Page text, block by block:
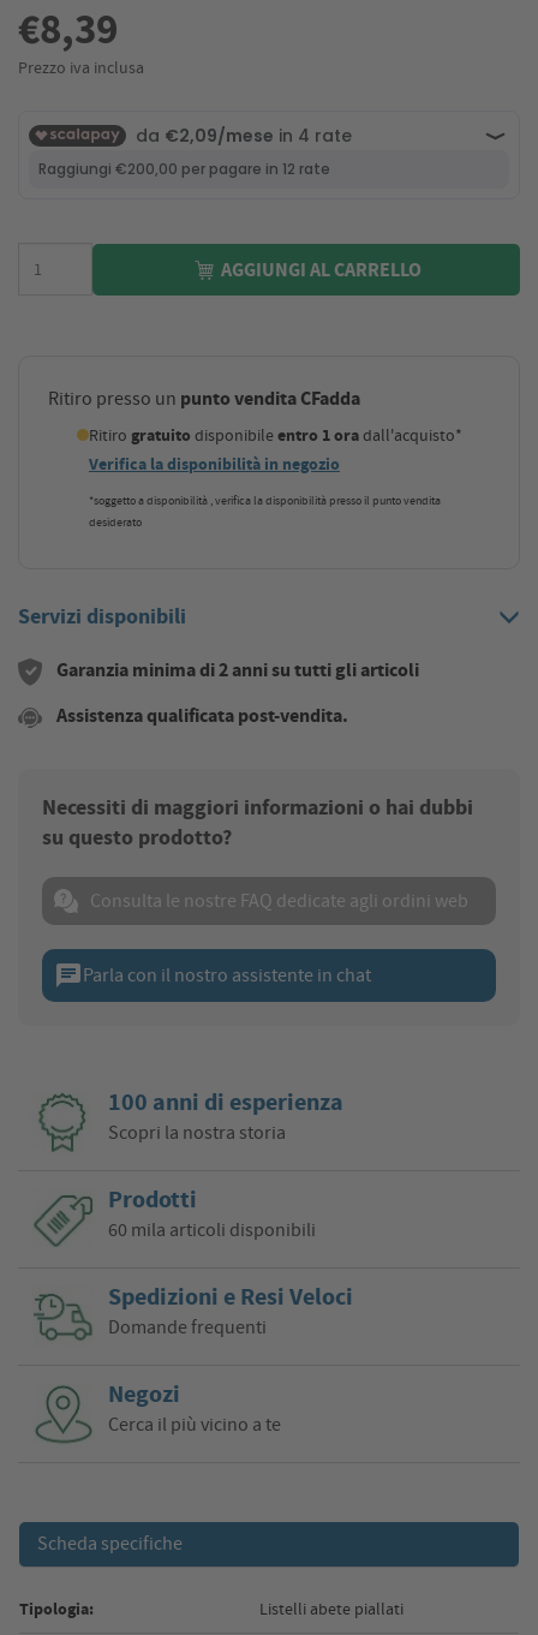
€8,39
Prezzo iva inclusa
AGGIUNGI AL CARRELLO
Ritiro presso un punto vendita CFadda
Ritiro gratuito disponibileentro 1 oradall'acquisto*
Verifica la disponibilità in negozio
*soggetto a disponibilità , verifica la disponibilità presso il punto vendita
desiderato
Servizi disponibili
Garanzia minima di 2 anni su tutti gli articoli
Assistenza qualificata post-vendita.
Necessiti di maggiori informazioni o hai dubbi
su questo prodotto?
Consulta le nostre FAQ dedicate agli ordini web
chatParla con il nostro assistente in chat
100 anni di esperienza
Scopri la nostra storia
Prodotti
60 mila articoli disponibili
Spedizioni e Resi Veloci
Domande frequenti
Negozi
Cerca il più vicino a te
Scheda specifiche
Tipologia: Listelli abete piallati